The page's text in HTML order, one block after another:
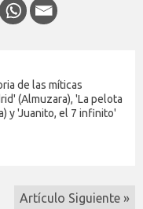
de las míticas
(Almuzara), 'La pelota
y 'Juanito, el 7 infinito'
Artículo Siguiente »